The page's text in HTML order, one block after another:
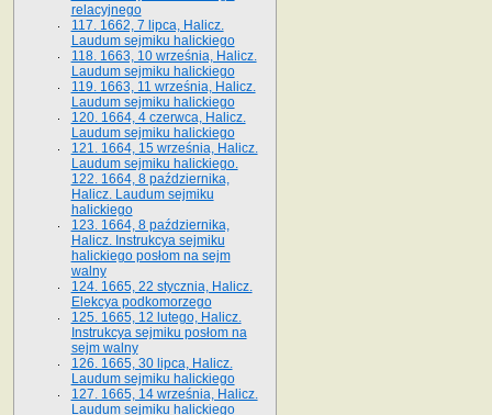
relacyjnego
117. 1662, 7 lipca, Halicz.
Laudum sejmiku halickiego
118. 1663, 10 września, Halicz.
Laudum sejmiku halickiego
119. 1663, 11 września, Halicz.
Laudum sejmiku halickiego
120. 1664, 4 czerwca, Halicz.
Laudum sejmiku halickiego
121. 1664, 15 września, Halicz.
Laudum sejmiku halickiego.
122. 1664, 8 października,
Halicz. Laudum sejmiku
halickiego
123. 1664, 8 października,
Halicz. Instrukcya sejmiku
halickiego posłom na sejm
walny
124. 1665, 22 stycznia, Halicz.
Elekcya podkomorzego
125. 1665, 12 lutego, Halicz.
Instrukcya sejmiku posłom na
sejm walny
126. 1665, 30 lipca, Halicz.
Laudum sejmiku halickiego
127. 1665, 14 września, Halicz.
Laudum sejmiku halickiego